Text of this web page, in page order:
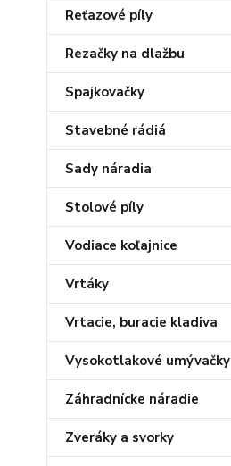
Reťazové píly
Rezačky na dlažbu
Spajkovačky
Stavebné rádiá
Sady náradia
Stolové píly
Vodiace koľajnice
Vrtáky
Vrtacie, buracie kladiva
Vysokotlakové umývačky
Záhradnícke náradie
Zveráky a svorky